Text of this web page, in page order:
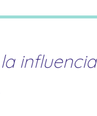
influencia